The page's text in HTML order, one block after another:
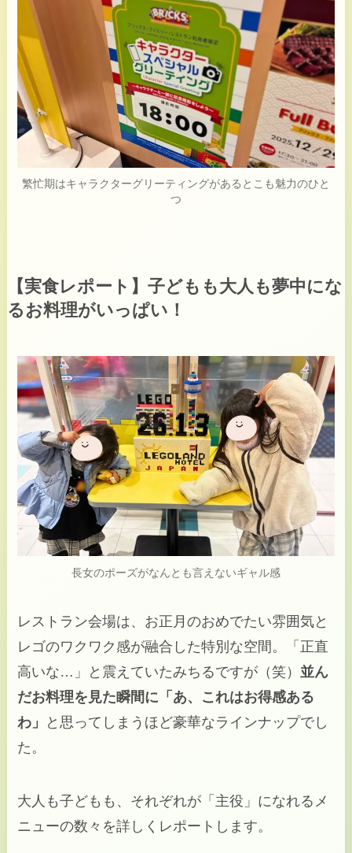
繁忙期はキャラクターグリーティングがあるとこも魅力のひと
つ
【実食レポート】子どもも大人も夢中にな
るお料理がいっぱい！
長女のポーズがなんとも言えないギャル感
レストラン会場は、お正月のおめでたい雰囲気と
レゴのワクワク感が融合した特別な空間。「正直
高いな…」と震えていたみちるですが（笑）並ん
だお料理を見た瞬間に「あ、これはお得感ある
わ」
と思ってしまうほど豪華なラインナップでし
た。
大人も子どもも、それぞれが「主役」になれるメ
ニューの数々を詳しくレポートします。